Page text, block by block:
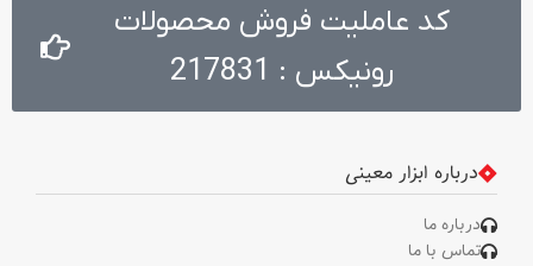
کد عاملیت فروش محصولات
رونیکس : 217831
درباره ابزار معینی
درباره ما
تماس با ما